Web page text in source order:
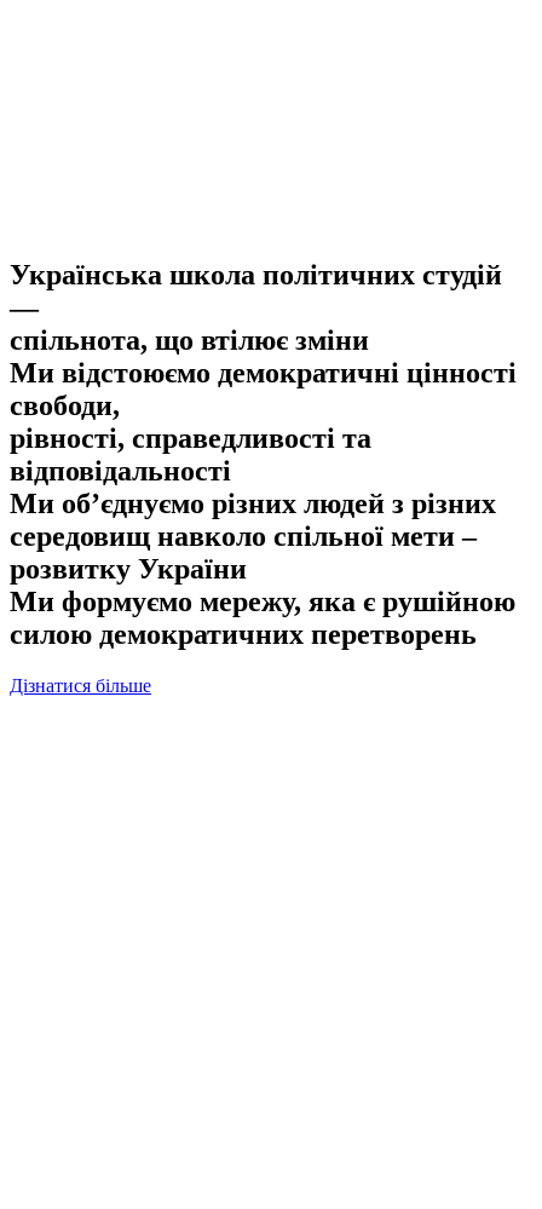
Українська школа політичних студій
—
спільнота, що втілює зміни
Ми відстоюємо демократичні цінності
свободи,
рівності, справедливості та
відповідальності
Ми об’єднуємо різних людей з різних
середовищ навколо спільної мети –
розвитку України
Ми формуємо мережу, яка є рушійною
силою демократичних перетворень
Дізнатися більше